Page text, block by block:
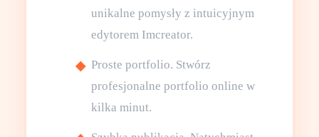
unikalne pomysły z intuicyjnym
edytorem Imcreator.
Proste portfolio. Stwórz
profesjonalne portfolio online w
kilka minut.